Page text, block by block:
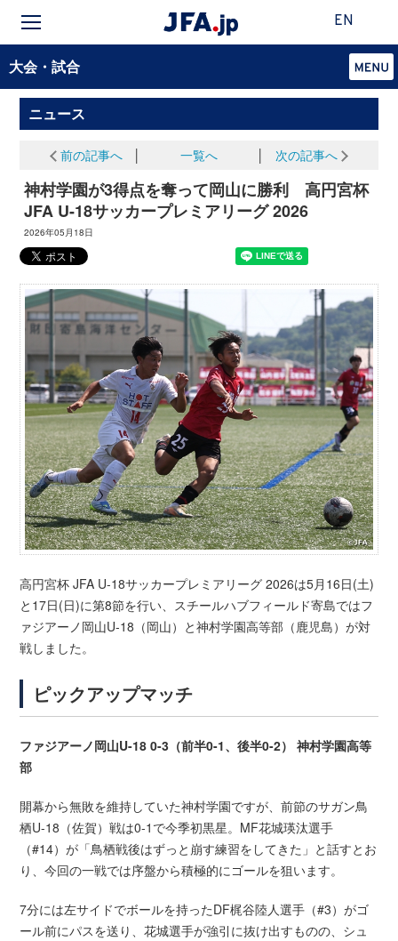
EN
大会・試合
ニュース
前の記事へ 一覧へ 次の記事へ
神村学園が3得点を奪って岡山に勝利 高円宮杯
JFA U-18サッカープレミアリーグ 2026
2026年05月18日
高円宮杯 JFA U-18サッカープレミアリーグ 2026は5月16日(土)
と17日(日)に第8節を行い、スチールハブフィールド寄島ではフ
ァジアーノ岡山U-18（岡山）と神村学園高等部（鹿児島）が対
戦しました。
ピックアップマッチ
ファジアーノ岡山U-18 0-3（前半0-1、後半0-2） 神村学園高等
部
開幕から無敗を維持していた神村学園ですが、前節のサガン鳥
栖U-18（佐賀）戦は0-1で今季初黒星。MF花城瑛汰選手
（#14）が「鳥栖戦後はずっと崩す練習をしてきた」と話すとお
り、今回の一戦では序盤から積極的にゴールを狙います。
7分には左サイドでボールを持ったDF梶谷陸人選手（#3）がゴ
ール前にパスを送り、花城選手が強引に抜け出すものの、シュ